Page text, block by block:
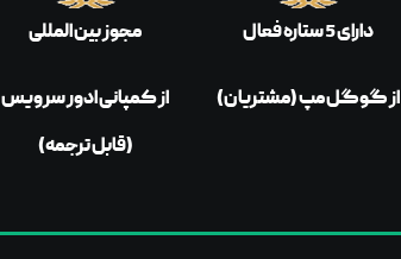
دارای 5 ستاره فعال
از گوگل مپ (مشتریان)
مجوز بین المللی
از کمپانی ادور سرویس
(قابل ترجمه)